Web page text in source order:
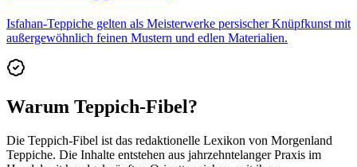
Isfahan-Teppiche gelten als Meisterwerke persischer Knüpfkunst mit
außergewöhnlich feinen Mustern und edlen Materialien.
Warum Teppich-Fibel?
Die Teppich-Fibel ist das redaktionelle Lexikon von Morgenland
Teppiche. Die Inhalte entstehen aus jahrzehntelanger Praxis im